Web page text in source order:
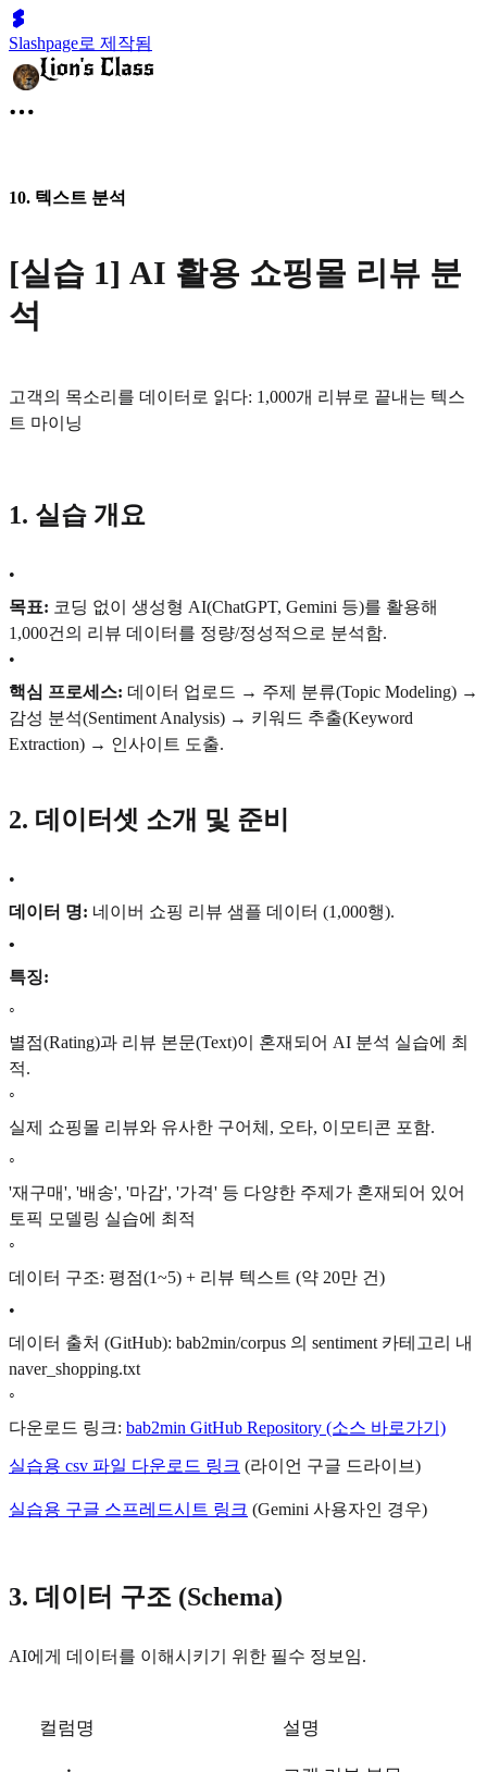
Slashpage로 제작됨
10. 텍스트 분석
[실습 1] AI 활용 쇼핑몰 리뷰 분
석
고객의 목소리를 데이터로 읽다: 1,000개 리뷰로 끝내는 텍스
트 마이닝
1. 실습 개요
•
목표: 코딩 없이 생성형 AI(ChatGPT, Gemini 등)를 활용해
1,000건의 리뷰 데이터를 정량/정성적으로 분석함.
•
핵심 프로세스: 데이터 업로드 → 주제 분류(Topic Modeling) →
감성 분석(Sentiment Analysis) → 키워드 추출(Keyword
Extraction) → 인사이트 도출.
2. 데이터셋 소개 및 준비
•
데이터 명: 네이버 쇼핑 리뷰 샘플 데이터 (1,000행).
•
특징:
◦
별점(Rating)과 리뷰 본문(Text)이 혼재되어 AI 분석 실습에 최
적.
◦
실제 쇼핑몰 리뷰와 유사한 구어체, 오타, 이모티콘 포함.
◦
'재구매', '배송', '마감', '가격' 등 다양한 주제가 혼재되어 있어
토픽 모델링 실습에 최적
◦
데이터 구조: 평점(1~5) + 리뷰 텍스트 (약 20만 건)
•
데이터 출처 (GitHub): bab2min/corpus 의 sentiment 카테고리 내
naver_shopping.txt
◦
다운로드 링크: bab2min GitHub Repository (소스 바로가기)
실습용 csv 파일 다운로드 링크 (라이언 구글 드라이브)
실습용 구글 스프레드시트 링크 (Gemini 사용자인 경우)
3. 데이터 구조 (Schema)
AI에게 데이터를 이해시키기 위한 필수 정보임.
컬럼명 설명